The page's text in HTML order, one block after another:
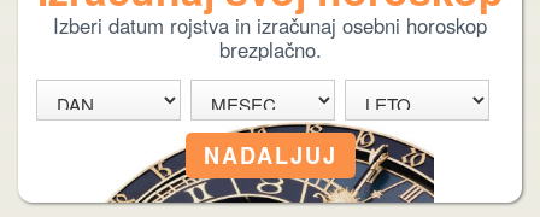
Izberi datum rojstva in izračunaj osebni horoskop
brezplačno.